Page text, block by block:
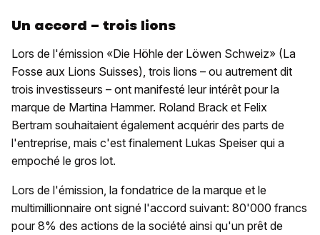
Un accord – trois lions
Lors de l'émission «Die Höhle der Löwen Schweiz» (La
Fosse aux Lions Suisses), trois lions – ou autrement dit
trois investisseurs – ont manifesté leur intérêt pour la
marque de Martina Hammer. Roland Brack et Felix
Bertram souhaitaient également acquérir des parts de
l'entreprise, mais c'est finalement Lukas Speiser qui a
empoché le gros lot.
Lors de l'émission, la fondatrice de la marque et le
multimillionnaire ont signé l'accord suivant: 80'000 francs
pour 8% des actions de la société ainsi qu'un prêt de